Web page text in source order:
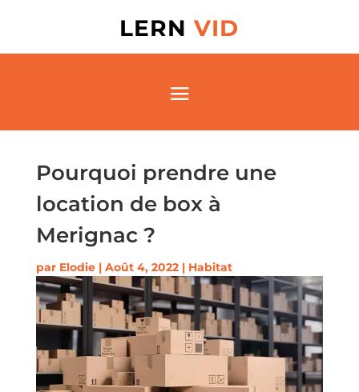
LERNVID
Pourquoi prendre une
location de box à
Merignac ?
par Elodie| Août 4, 2022| Habitat